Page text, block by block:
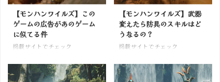
【モンハンワイルズ】この
ゲームの広告があのゲーム
に似てる件
掲載サイトでチェック
【モンハンワイルズ】武器
変えたら防具のスキルはど
うなるの？
掲載サイトでチェック